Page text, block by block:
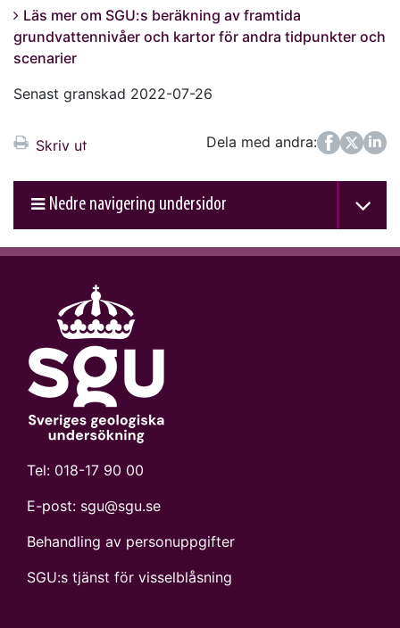
Läs mer om SGU:s beräkning av framtida
grundvattennivåer och kartor för andra tidpunkter och
scenarier
Senast granskad 2022-07-26
Skriv ut Dela med andra:
FacebookTwitter
LinkedIn
Nedre navigering undersidor
Tel: 018-17 90 00
E-post: sgu@sgu.se
Behandling av personuppgifter
SGU:s tjänst för visselblåsning